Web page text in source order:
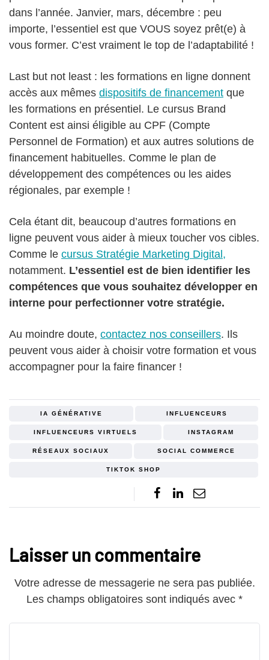
dans l’année. Janvier, mars, décembre : peu
importe, l’essentiel est que VOUS soyez prêt(e) à
vous former. C’est vraiment le top de l’adaptabilité !
Last but not least : les formations en ligne donnent
accès aux mêmes dispositifs de financement que
les formations en présentiel. Le cursus Brand
Content est ainsi éligible au CPF (Compte
Personnel de Formation) et aux autres solutions de
financement habituelles. Comme le plan de
développement des compétences ou les aides
régionales, par exemple !
Cela étant dit, beaucoup d’autres formations en
ligne peuvent vous aider à mieux toucher vos cibles.
Comme le cursus Stratégie Marketing Digital,
notamment. L’essentiel est de bien identifier les
compétences que vous souhaitez développer en
interne pour perfectionner votre stratégie.
Au moindre doute, contactez nos conseillers. Ils
peuvent vous aider à choisir votre formation et vous
accompagner pour la faire financer !
IA GÉNÉRATIVE INFLUENCEURS
INFLUENCEURS VIRTUELS INSTAGRAM
RÉSEAUX SOCIAUX SOCIAL COMMERCE
TIKTOK SHOP
Laisser un commentaire
Votre adresse de messagerie ne sera pas publiée.
Les champs obligatoires sont indiqués avec *